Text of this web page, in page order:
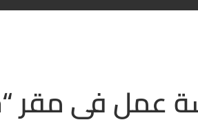
عمل في مقر